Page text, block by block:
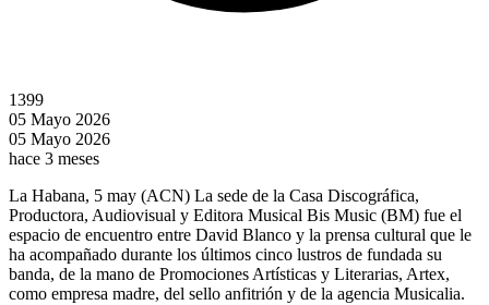
1399
05 Mayo 2026
05 Mayo 2026
hace 3 meses
La Habana, 5 may (ACN) La sede de la Casa Discográfica,
Productora, Audiovisual y Editora Musical Bis Music (BM) fue el
espacio de encuentro entre David Blanco y la prensa cultural que le
ha acompañado durante los últimos cinco lustros de fundada su
banda, de la mano de Promociones Artísticas y Literarias, Artex,
como empresa madre, del sello anfitrión y de la agencia Musicalia.